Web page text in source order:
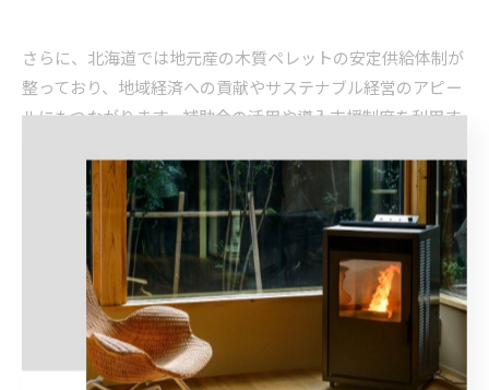
さらに、北海道では地元産の木質ペレットの安定供給体制が
整っており、地域経済への貢献やサステナブル経営のアピー
ルにもつながります。補助金の活用や導入支援制度を利用す
ペレットストーブの導入を検討する際は、燃料の調達先やラ
ンニングコスト、補助金情報も事前に確認しましょう。実際
のコストや運用事例を参考に、店舗に最適な選択を進めてい
くことが成功への近道となります。